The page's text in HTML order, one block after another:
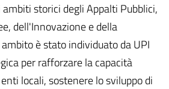
storici degli Appalti Pubblici,
dell'Innovazione e della
è stato individuato da UPI
per rafforzare la capacità
locali, sostenere lo sviluppo di